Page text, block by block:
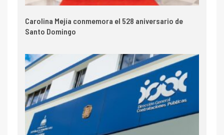
Carolina Mejía conmemora el 528 aniversario de
Santo Domingo